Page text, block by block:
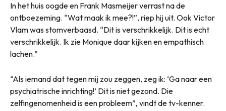
In het huis oogde en Frank Masmeijer verrast na de
ontboezeming. “Wat maak ik mee?!”, riep hij uit. Ook Victor
Vlam was stomverbaasd. “Dit is verschrikkelijk. Dit is echt
verschrikkelijk. Ik zie Monique daar kijken en empathisch
lachen.”
“Als iemand dat tegen mij zou zeggen, zeg ik: ‘Ga naar een
psychiatrische inrichting!’ Dit is niet gezond. Die
zelfingenomenheid is een probleem”, vindt de tv-kenner.